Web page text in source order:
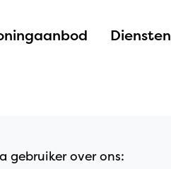
Diensten
gebruiker over ons: